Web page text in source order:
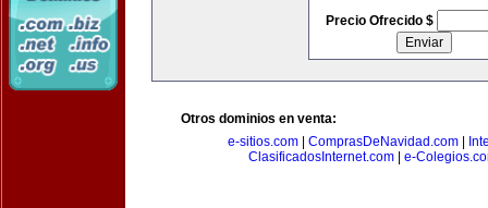
Precio Ofrecido $
Otros dominios en venta:
e-sitios.com| ComprasDeNavidad.com|
ClasificadosInternet.com| e-